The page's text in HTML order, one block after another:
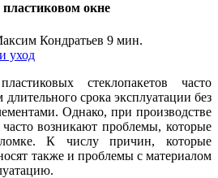
окне
Кондратьев 9 мин.
уход
стеклопакетов часто
срока эксплуатации без
Однако, при производстве
возникают проблемы, которые
К числу причин, которые
также и проблемы с материалом